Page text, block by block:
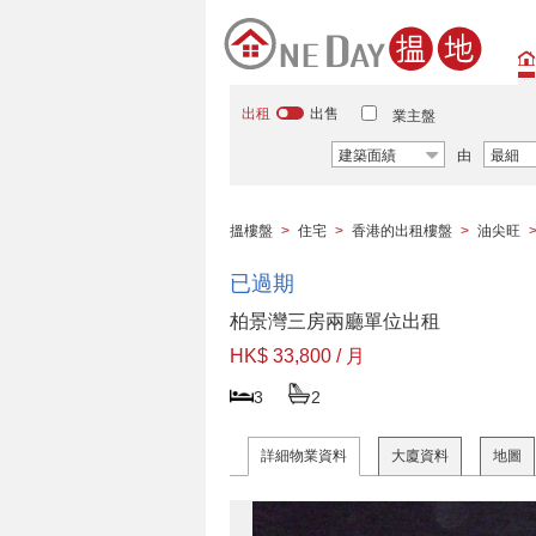
出租 出售 業主盤
建築面績 由 最細
搵樓盤 > 住宅 > 香港的出租樓盤 > 油尖旺 >
已過期
柏景灣三房兩廳單位出租
HK$ 33,800 / 月
3 2
詳細物業資料 大廈資料 地圖